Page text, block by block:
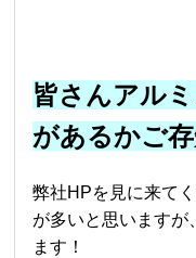
皆さんアル
があるかご
弊社HPを見に来て
が多いと思いますが
ます！